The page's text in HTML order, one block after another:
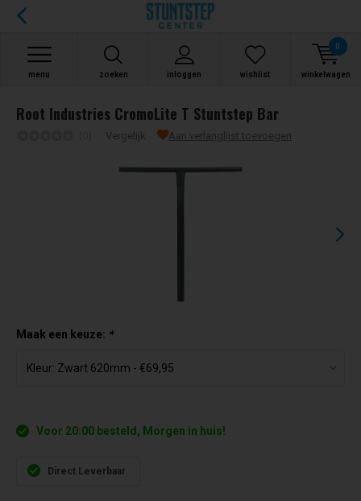
zoeken inloggen
menu wishlist winkelwagen
0
Root Industries CromoLite T Stuntstep Bar
Vergelijk Aan verlanglijst toevoegen
Maak een keuze: *
Voor 20:00 besteld, Morgen in huis!
Direct Leverbaar